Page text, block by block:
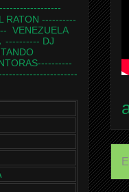
RATON ----------
VENEZUELA
---------- DJ
----------